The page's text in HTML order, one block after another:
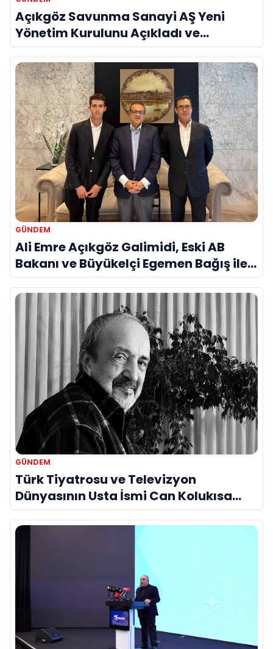
Açıkgöz Savunma Sanayi AŞ Yeni
Yönetim Kurulunu Açıkladı ve
Savunma Sanayinde Küresel Vizyon
Vurgusu
GÜNDEM
Ali Emre Açıkgöz Galimidi, Eski AB
Bakanı ve Büyükelçi Egemen Bağış ile
Bir Araya Geldi
GÜNDEM
Türk Tiyatrosu ve Televizyon
Dünyasının Usta İsmi Can Kolukısa
Hayatını Kaybetti